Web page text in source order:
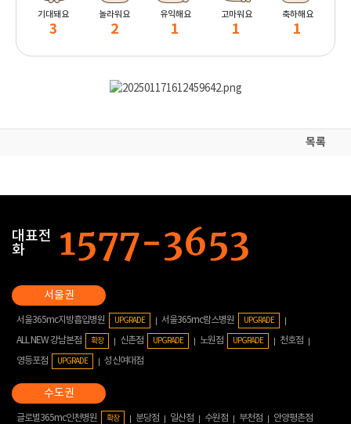
기대돼요
3
놀라워요
2
유익해요
1
고마워요
1
축하해요
1
목록
대표전
화
서울365mc지방흡입병원 UPGRADE 서울365mc람스병원 UPGRADE
ALL NEW 강남본점 확장 신촌점 UPGRADE 노원점 UPGRADE
천호점
영등포점
UPGRADE 성신여대점
글로벌365mc인천병원 확장 분당점 일산점 수원점 부천점 안양평촌점